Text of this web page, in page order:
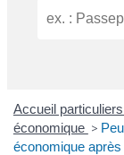
Accueil particuliers
économique >
économique